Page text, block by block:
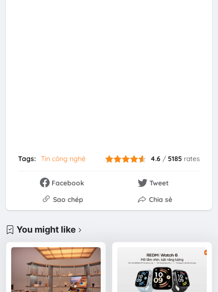
Tags: Tin công nghệ 4.6 /5185 rates
Facebook
Tweet
Sao chép
Chia sẻ
You might like